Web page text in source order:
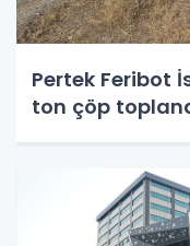
Pertek Feribot
ton çöp